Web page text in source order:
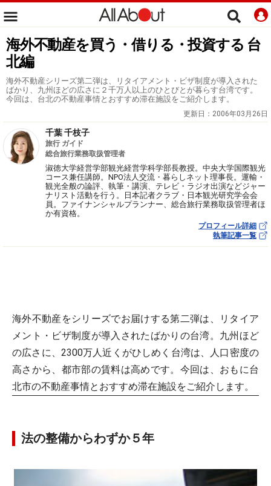
海外不動産を買う・借りる・投資する 台
北編
海外不動産シリーズ第二弾は、リタイアメント・ビザ制度が導入された
ばかり、九州ほどの広さに２千万人以上のひとびとが暮らす台湾です。
今回は、台北の不動産事情とおすすめ滞在施設をご紹介します。
更新日： 2006年03月26日
千葉 千枝子
旅行 ガイド
総合旅行業務取扱管理者
淑徳大学経営学部観光経営学科学部長教授。中央大学国際観光
コース兼任講師。NPO法人交流・暮らしネット理事長。運輸・
観光全般の論評、執筆・講演、テレビ・ラジオ出演などジャー
ナリスト活動を行う。日本記者クラブ・日本観光研究学会会
員。ファイナンシャルプランナー、総合旅行業務取扱管理者ほ
か有資格。
プロフィール詳細
執筆記事一覧
海外不動産をシリーズでお届けする第二弾は、リタイア
メント・ビザ制度が導入されたばかりの台湾。九州ほど
の広さに、2300万人近くがひしめく台湾は、人口密度の
高さから、都市部の賃料は高めです。今回は、おもに台
北市の不動産事情とおすすめ滞在施設をご紹介します。
法の整備からわずか５年